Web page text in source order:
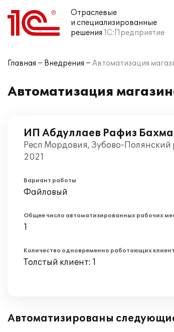
Отраслевые
и специализированные
решения 1С:Предприятие
Главная Внедрения Автоматизация
Автоматизация
ИП Абдуллаев Рафиз
Респ Мордовия, Зубово-
2021
Вариант работы
Файловый
Общее число автоматизированных рабочих
1
Количество одновременно работающих
Толстый клиент: 1
Автоматизированы